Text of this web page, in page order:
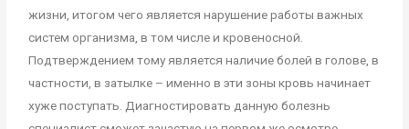
жизни, итогом чего является нарушение работы важных
систем организма, в том числе и кровеносной.
Подтверждением тому является наличие болей в голове, в
частности, в затылке – именно в эти зоны кровь начинает
хуже поступать. Диагностировать данную болезнь